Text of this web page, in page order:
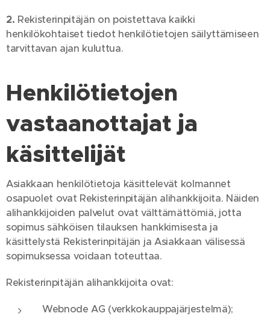
2. Rekisterinpitäjän on poistettava kaikki
henkilökohtaiset tiedot henkilötietojen säilyttämiseen
tarvittavan ajan kuluttua.
Henkilötietojen
vastaanottajat ja
käsittelijät
Asiakkaan henkilötietoja käsittelevät kolmannet
osapuolet ovat Rekisterinpitäjän alihankkijoita. Näiden
alihankkijoiden palvelut ovat välttämättömiä, jotta
sopimus sähköisen tilauksen hankkimisesta ja
käsittelystä Rekisterinpitäjän ja Asiakkaan välisessä
sopimuksessa voidaan toteuttaa.
Rekisterinpitäjän alihankkijoita ovat:
Webnode AG (verkkokauppajärjestelmä);